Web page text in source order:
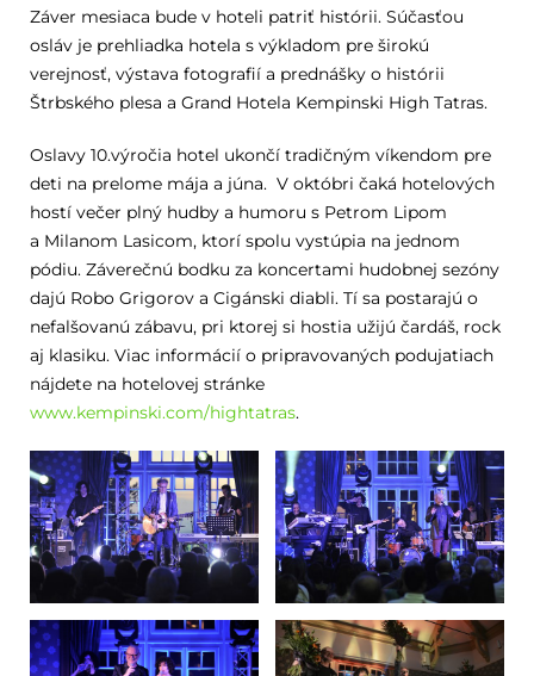
Záver mesiaca bude v hoteli patriť histórii. Súčasťou
osláv je prehliadka hotela s výkladom pre širokú
verejnosť, výstava fotografií a prednášky o histórii
Štrbského plesa a Grand Hotela Kempinski High Tatras.
Oslavy 10.výročia hotel ukončí tradičným víkendom pre
deti na prelome mája a júna. V októbri čaká hotelových
hostí večer plný hudby a humoru s Petrom Lipom
a Milanom Lasicom, ktorí spolu vystúpia na jednom
pódiu. Záverečnú bodku za koncertami hudobnej sezóny
dajú Robo Grigorov a Cigánski diabli. Tí sa postarajú o
nefalšovanú zábavu, pri ktorej si hostia užijú čardáš, rock
aj klasiku. Viac informácií o pripravovaných podujatiach
nájdete na hotelovej stránke
www.kempinski.com/hightatras.